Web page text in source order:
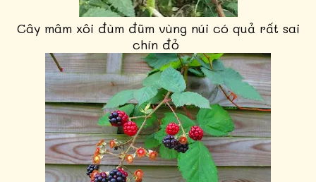
Cây mâm xôi đùm đũm vùng núi có quả rất sai
chín đỏ